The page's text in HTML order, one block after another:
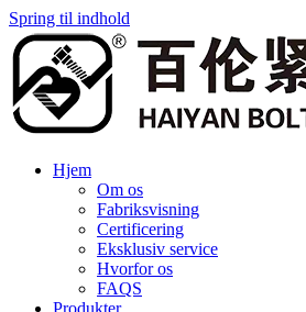
Spring til indhold
Hjem
Om os
Fabriksvisning
Certificering
Eksklusiv service
Hvorfor os
FAQS
Produkter